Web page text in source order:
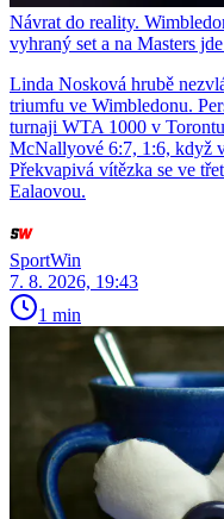
Návrat do reality.
vyhraný set a na Masters
Linda Nosková hrubě
triumfu ve Wimbledonu.
turnaji WTA 1000 v
McNallyové 6:7, 1:6, když
Překvapivá vítězka se ve
Ealaovou.
SportWin
7. 8. 2026, 19:43
1 min